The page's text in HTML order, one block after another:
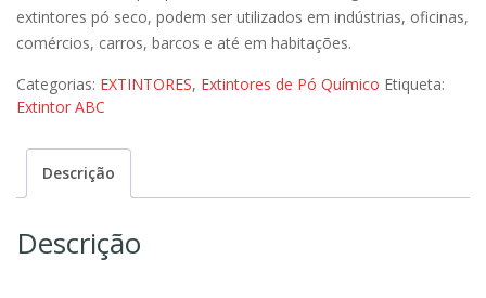
extintores pó seco, podem ser utilizados em indústrias, oficinas,
comércios, carros, barcos e até em habitações.
Categorias: EXTINTORES, Extintores de Pó Químico Etiqueta:
Extintor ABC
Descrição
Descrição